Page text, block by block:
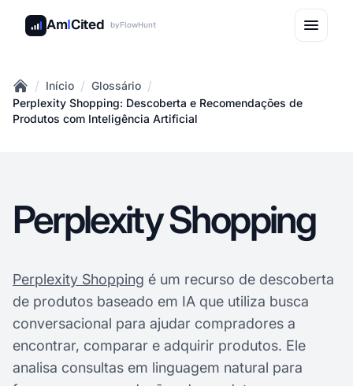
AmICited byFlowHunt
Home
/ Início / Glossário /
Perplexity Shopping: Descoberta e Recomendações de
Produtos com Inteligência Artificial
Perplexity Shopping
Perplexity Shopping é um recurso de descoberta
de produtos baseado em IA que utiliza busca
conversacional para ajudar compradores a
encontrar, comparar e adquirir produtos. Ele
analisa consultas em linguagem natural para